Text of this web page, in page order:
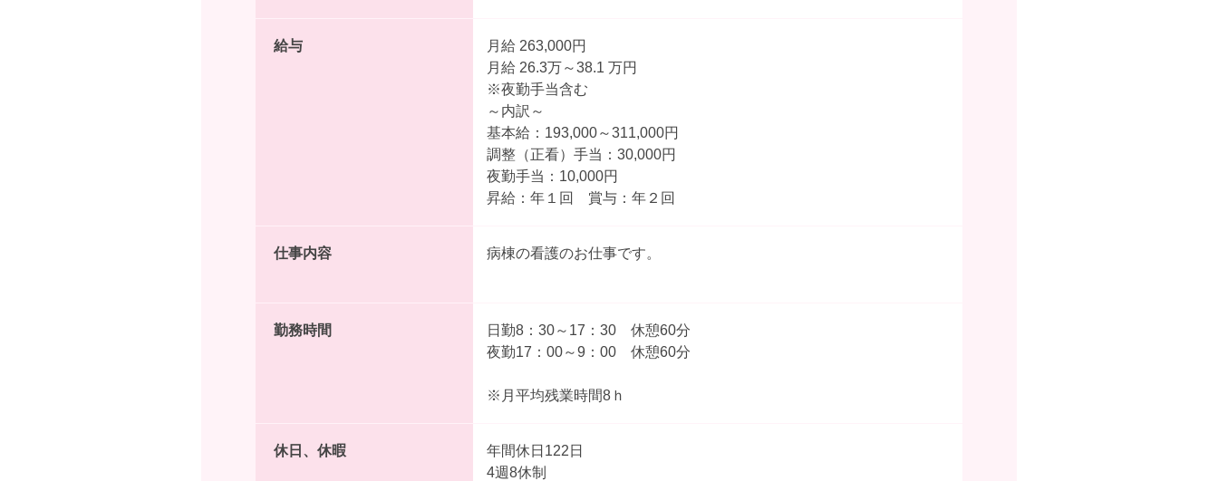
給与
月給 263,000円
月給 26.3万～38.1 万円
※夜勤手当含む
～内訳～
基本給：193,000～311,000円
調整（正看）手当：30,000円
夜勤手当：10,000円
昇給：年１回 賞与：年２回
仕事内容 病棟の看護のお仕事です。
勤務時間
日勤8：30～17：30 休憩60分
夜勤17：00～9：00 休憩60分
※月平均残業時間8ｈ
休日、休暇
年間休日122日
4週8休制